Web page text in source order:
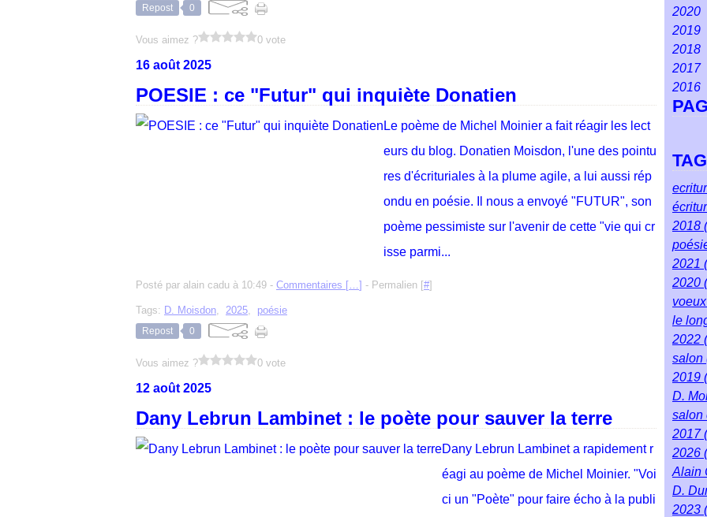
Repost 0
Vous aimez ? 0 vote
16 août 2025
POESIE : ce "Futur" qui inquiète Donatien
Le poème de Michel Moinier a fait réagir les lect
eurs du blog. Donatien Moisdon, l'une des pointu
res d'écrituriales à la plume agile, a lui aussi rép
ondu en poésie. Il nous a envoyé "FUTUR", son
poème pessimiste sur l'avenir de cette "vie qui cr
isse parmi...
Posté par alain cadu à 10:49 - Commentaires […] - Permalien [#]
Tags: D. Moisdon, 2025, poésie
Repost 0
Vous aimez ? 0 vote
12 août 2025
Dany Lebrun Lambinet : le poète pour sauver la terre
Dany Lebrun Lambinet a rapidement r
éagi au poème de Michel Moinier. "Voi
ci un "Poète" pour faire écho à la publi
Mai
Mai
Mai
Juin
2020
2019
Mai
2018
Mai
2017
Avril
2016
Mai
2018
2021
2020
voeux
le
2022
salon
2019
D.
salon
2017
2026
Alain
D.
2023